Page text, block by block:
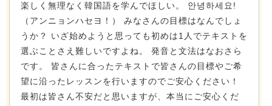
楽しく無理なく韓国語を学んでほしい。 안녕하세요!
（アンニョンハセヨ！） みなさんの目標はなんでしょ
うか？ いざ始めようと思っても初めは1人でテキストを
選ぶことさえ難しいですよね。 発音と文法はなおさら
です。 皆さんに合ったテキストで皆さんの目標やご希
望に沿ったレッスンを行いますのでご安心ください！
最初は皆さん不安だと思いますが、本当にご安心くだ